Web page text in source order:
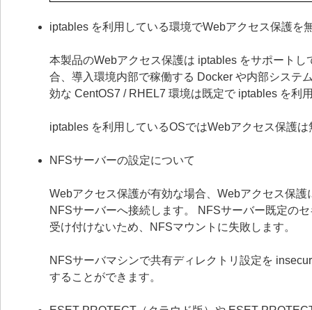
iptables を利用している環境でWebアクセス保護を
本製品のWebアクセス保護は iptables をサポート
合、導入環境内部で稼働する Docker や内部システ
効な CentOS7 / RHEL7 環境は既定で iptables を利
iptables を利用しているOSではWebアクセス保護
NFSサーバーの設定について
Webアクセス保護が有効な場合、Webアクセス保
NFSサーバーへ接続します。 NFSサーバー既定の
受け付けないため、NFSマウントに失敗します。
NFSサーバマシンで共有ディレクトリ設定を
することができます。